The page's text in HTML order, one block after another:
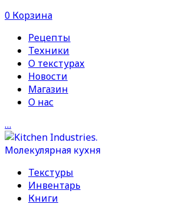
0 Корзина
Рецепты
Техники
О текстурах
Новости
Магазин
О нас
…
Текстуры
Инвентарь
Книги